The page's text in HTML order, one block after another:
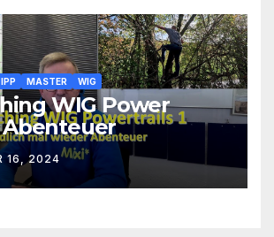
MASTER WIG
WIG Power
Abenteuer
16, 2024